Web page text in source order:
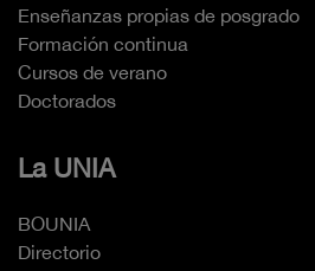
Enseñanzas propias de posgrado
Formación continua
Cursos de verano
Doctorados
La UNIA
BOUNIA
Directorio